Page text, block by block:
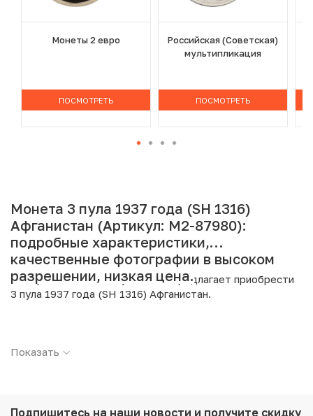
Монеты 2 евро
ПОСМОТРЕТЬ
Российская (Советская)
мультипликация
ПОСМОТРЕТЬ
Монета 3 пула 1937 года (SH 1316)
Афганистан (Артикул: M2-87980):
подробные характеристики,
качественные фотографии в высоком
разрешении, низкая цена.
Интернет магазин «Нумизмат» предлагает приобрести
3 пула 1937 года (SH 1316) Афганистан.
Страна: Афганистан
Вес: 2.5 г
Показать
Подпишитесь на наши новости и получите скидку